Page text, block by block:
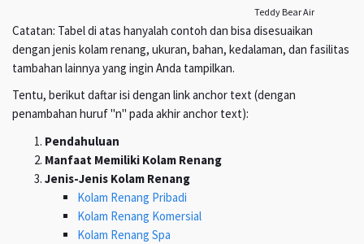
Teddy Bear Air
Catatan: Tabel di atas hanyalah contoh dan bisa disesuaikan
dengan jenis kolam renang, ukuran, bahan, kedalaman, dan fasilitas
tambahan lainnya yang ingin Anda tampilkan.
Tentu, berikut daftar isi dengan link anchor text (dengan
penambahan huruf "n" pada akhir anchor text):
Pendahuluan
Manfaat Memiliki Kolam Renang
Jenis-Jenis Kolam Renang
Kolam Renang Pribadi
Kolam Renang Komersial
Kolam Renang Spa